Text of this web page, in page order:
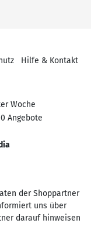
Hilfe & Kontakt
Woche
Angebote
der Shoppartner
uns über
darauf hinweisen